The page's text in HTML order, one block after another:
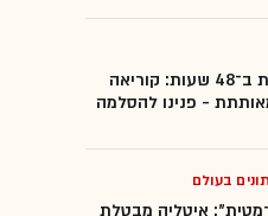
שלוש זירות ב־48 שעות: קוריאה
- פנינו להסלמה
בעולם
איטליה מבטלת